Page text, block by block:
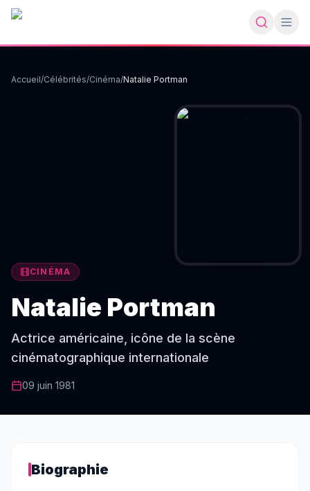
Accueil/Célébrités/Cinéma/Natalie Portman
CINÉMA
Natalie Portman
Actrice américaine, icône de la scène
cinématographique internationale
09 juin 1981
Biographie